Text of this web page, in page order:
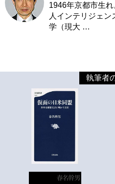
1946年京都市生
人インテリジェ
学（現大 …
執筆者